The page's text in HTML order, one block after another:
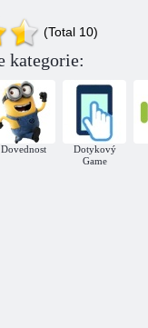
králíka
Záchrana malého
zajíčka
(Total 10)
kategorie:
Dovednost
Dotykový
Game